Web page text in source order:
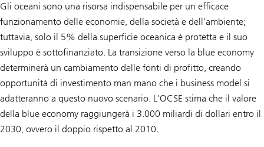
Gli oceani sono una risorsa indispensabile per un efficace
funzionamento delle economie, della società e dell’ambiente;
tuttavia, solo il 5% della superficie oceanica è protetta e il suo
sviluppo è sottofinanziato. La transizione verso la blue economy
determinerà un cambiamento delle fonti di profitto, creando
opportunità di investimento man mano che i business model si
adatteranno a questo nuovo scenario. L’OCSE stima che il valore
della blue economy raggiungerà i 3.000 miliardi di dollari entro il
2030, ovvero il doppio rispetto al 2010.